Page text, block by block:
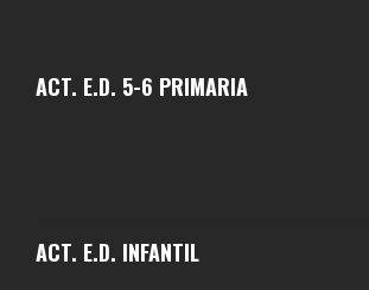
ACT. E.D. 5-6 PRIMARIA
ACT. E.D. INFANTIL